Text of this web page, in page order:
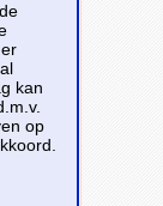
kan
op